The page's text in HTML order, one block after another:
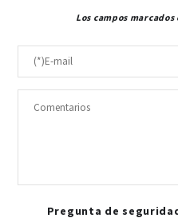
Los campos
Pregunta de